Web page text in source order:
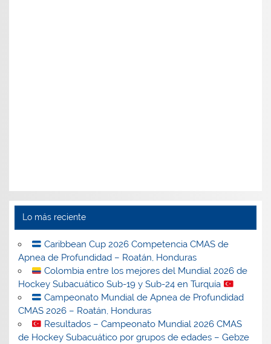
Lo más reciente
Caribbean Cup 2026 Competencia CMAS de
Apnea de Profundidad – Roatán, Honduras
Colombia entre los mejores del Mundial 2026 de
Hockey Subacuático Sub-19 y Sub-24 en Turquía
Campeonato Mundial de Apnea de Profundidad
CMAS 2026 – Roatán, Honduras
Resultados – Campeonato Mundial 2026 CMAS
de Hockey Subacuático por grupos de edades – Gebze